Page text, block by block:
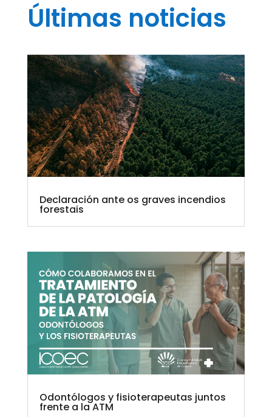
Últimas noticias
Declaración ante os graves incendios
forestais
Odontólogos y fisioterapeutas juntos
frente a la ATM